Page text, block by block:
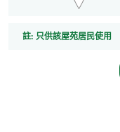
註: 註
只供該屋苑居民使用